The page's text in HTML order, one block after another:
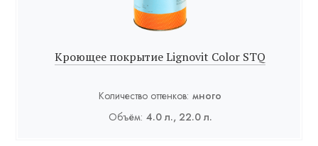
Кроющее покрытие Lignovit Color STQ
Количество оттенков: много
Объём: 4.0 л., 22.0 л.